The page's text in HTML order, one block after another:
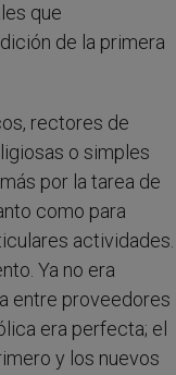
que
de la primera
rectores de
o simples
por la tarea de
como para
actividades.
Ya no era
entre proveedores
era perfecta; el
y los nuevos